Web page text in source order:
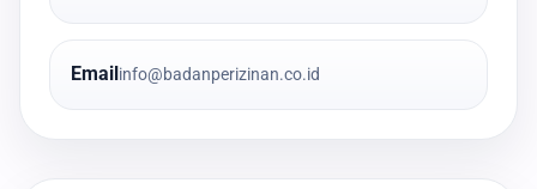
Email info@badanperizinan.co.id